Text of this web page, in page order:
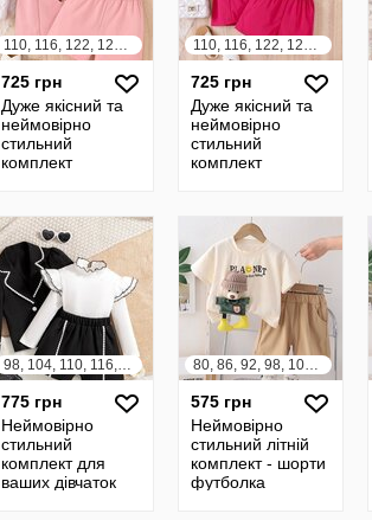
110, 116, 122, 128, 134, 140
725 грн
Дуже якісний та
неймовірно
стильний
комплект
110, 116, 122, 128, 134, 140
725 грн
Дуже якісний та
неймовірно
стильний
комплект
98, 104, 110, 116, 122, 128
775 грн
Неймовірно
стильний
комплект для
ваших дівчаток
80, 86, 92, 98, 104, 110, 116, 122
575 грн
Неймовірно
стильний літній
комплект - шорти
футболка